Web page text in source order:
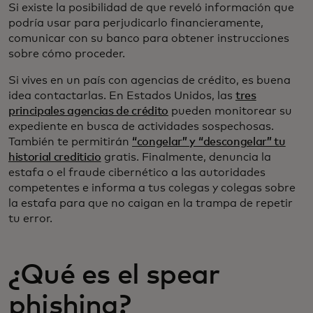
Si existe la posibilidad de que reveló información que
podría usar para perjudicarlo financieramente,
comunicar con su banco para obtener instrucciones
sobre cómo proceder.
Si vives en un país con agencias de crédito, es buena
idea contactarlas. En Estados Unidos, las tres
principales agencias de crédito pueden monitorear su
expediente en busca de actividades sospechosas.
También te permitirán “congelar” y “descongelar” tu
historial crediticio gratis. Finalmente, denuncia la
estafa o el fraude cibernético a las autoridades
competentes e informa a tus colegas y colegas sobre
la estafa para que no caigan en la trampa de repetir
tu error.
¿Qué es el spear
phishing?